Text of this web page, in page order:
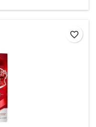
favorite_border